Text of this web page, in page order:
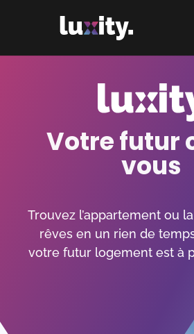
Votre futur
vous
Trouvez l’appartement ou
rêves en un rien de
votre futur logement est à